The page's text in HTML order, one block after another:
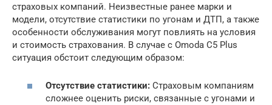
страховых компаний. Неизвестные ранее марки и
модели, отсутствие статистики по угонам и ДТП, а также
особенности обслуживания могут повлиять на условия
и стоимость страхования. В случае с Omoda C5 Plus
ситуация обстоит следующим образом:
Отсутствие статистики: Страховым компаниям
сложнее оценить риски, связанные с угонами и